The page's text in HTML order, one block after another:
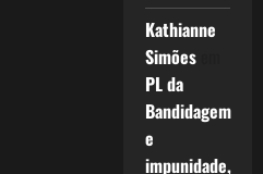
Kathianne
Simõesem
PL da
Bandidagem
e
impunidade,